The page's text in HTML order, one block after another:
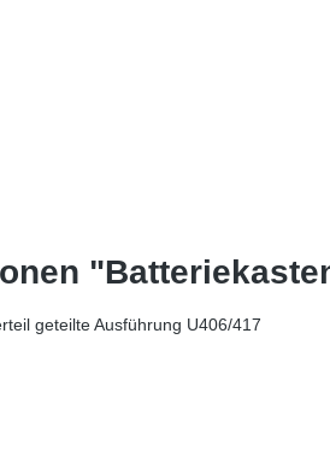
geteilte Ausführung U406/417